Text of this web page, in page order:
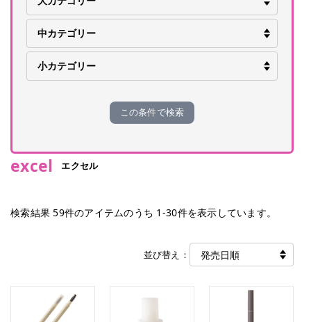
この条件で検索
excel エクセル
検索結果59件のアイテムのうち 1 -30件を表示しています。
並び替え：